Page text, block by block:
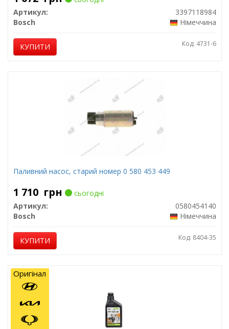
Артикул:
3397118984
Bosch
Німеччина
КУПИТИ Код: 4731-6
Паливний насос, старий номер 0 580 453 449
1 710 грн
сьогодні
Артикул:
0580454140
Bosch
Німеччина
КУПИТИ Код: 8404-35
Оригінал